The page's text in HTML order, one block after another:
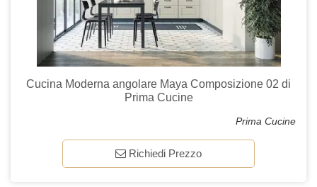
Cucina Moderna angolare Maya Composizione 02 di
Prima Cucine
Prima Cucine
Richiedi Prezzo